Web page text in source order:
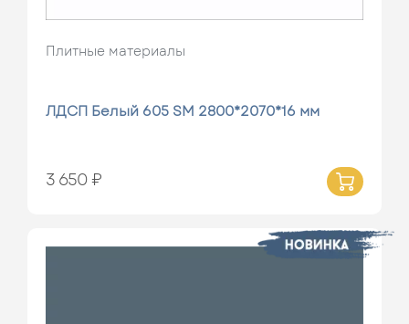
Плитные материалы
ЛДСП Белый 605 SM 2800*2070*16 мм
3 650 ₽